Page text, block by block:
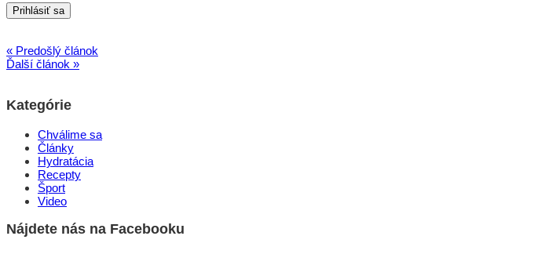
« Predošlý článok
Ďalší článok »
Kategórie
Chválime sa
Články
Hydratácia
Recepty
Šport
Video
Nájdete nás na Facebooku